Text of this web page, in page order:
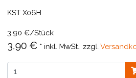
KST X06H
3,90 €/Stück
3,90 € * inkl. MwSt., zzgl.